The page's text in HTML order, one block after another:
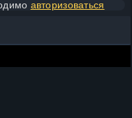
авторизоваться